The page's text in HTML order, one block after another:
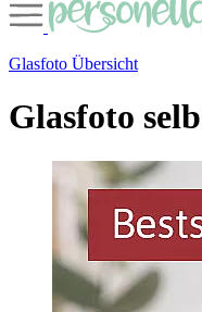
Glasfoto Übersicht
Glasfoto